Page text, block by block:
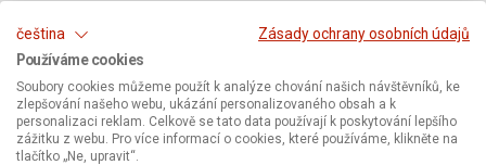
čeština
Zásady ochrany osobních údajů
Používáme cookies
Soubory cookies můžeme použít k analýze chování našich návštěvníků, ke
zlepšování našeho webu, ukázání personalizovaného obsah a k
personalizaci reklam. Celkově se tato data používají k poskytování lepšího
zážitku z webu. Pro více informací o cookies, které používáme, klikněte na
tlačítko „Ne, upravit“.